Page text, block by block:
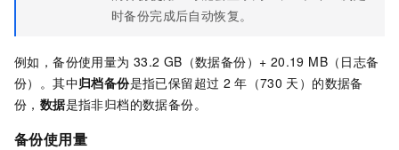
时备份完成后自动恢复。
例如，备份使用量为 33.2 GB（数据备份）+ 20.19 MB（日志备
份）。其中归档备份是指已保留超过 2 年（730 天）的数据备
份， 数据是指非归档的数据备份。
备份使用量